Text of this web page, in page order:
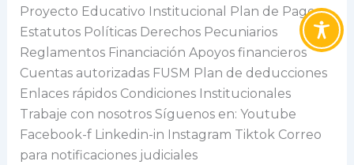
Proyecto Educativo Institucional Plan de Pagos
Estatutos Políticas Derechos Pecuniarios
Reglamentos Financiación Apoyos financieros
Cuentas autorizadas FUSM Plan de deducciones
Enlaces rápidos Condiciones Institucionales
Trabaje con nosotros Síguenos en: Youtube
Facebook-f Linkedin-in Instagram Tiktok Correo
para notificaciones judiciales